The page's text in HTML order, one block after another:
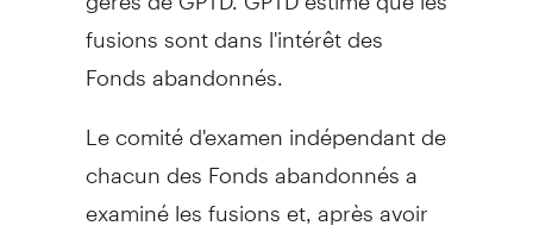
fusions sont dans l'intérêt des
Fonds abandonnés.
Le comité d'examen indépendant de
chacun des Fonds abandonnés a
examiné les fusions et, après avoir